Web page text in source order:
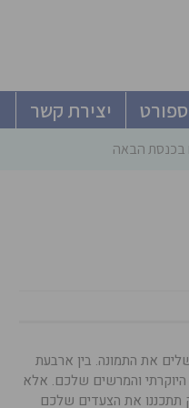
ספורט יצירת קשר
את התמונה. בין ארבעת
היוקרתי והמרשים שלכם. אלא
תתכננו את הצעדים שלכם